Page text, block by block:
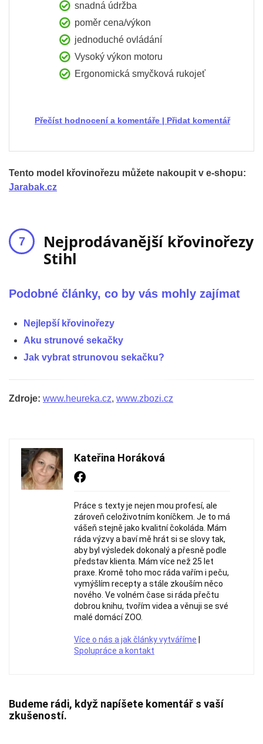
snadná údržba
poměr cena/výkon
jednoduché ovládání
Vysoký výkon motoru
Ergonomická smyčková rukojeť
Přidat komentář
|
Přečíst hodnocení a komentáře
Tento model křovinořezu můžete nakoupit v e-shopu:
Jarabak.cz
Nejprodávanější křovinořezy
Stihl
Podobné články, co by vás mohly zajímat
Nejlepší křovinořezy
Aku strunové sekačky
Jak vybrat strunovou sekačku?
Zdroje: www.heureka.cz, www.zbozi.cz
Kateřina Horáková
Práce s texty je nejen mou profesí, ale
zároveň celoživotním koníčkem. Je to má
vášeň stejně jako kvalitní čokoláda. Mám
ráda výzvy a baví mě hrát si se slovy tak,
aby byl výsledek dokonalý a přesně podle
představ klienta. Mám více než 25 let
praxe. Kromě toho moc ráda vařím i peču,
vymýšlím recepty a stále zkouším něco
nového. Ve volném čase si ráda přečtu
dobrou knihu, tvořím videa a věnuji se své
malé domácí ZOO.
Více o nás a jak články vytváříme
Spolupráce a kontakt
Budeme rádi, když napíšete komentář s vaší
zkušeností.